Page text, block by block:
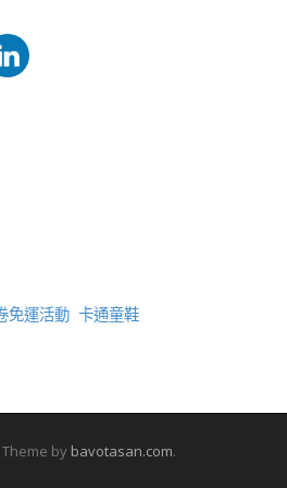
免運活動 卡通童鞋
by bavotasan.com.